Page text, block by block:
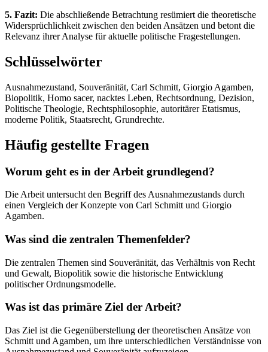
5. Fazit: Die abschließende Betrachtung resümiert die theoretische
Widersprüchlichkeit zwischen den beiden Ansätzen und betont die
Relevanz ihrer Analyse für aktuelle politische Fragestellungen.
Schlüsselwörter
Ausnahmezustand, Souveränität, Carl Schmitt, Giorgio Agamben,
Biopolitik, Homo sacer, nacktes Leben, Rechtsordnung, Dezision,
Politische Theologie, Rechtsphilosophie, autoritärer Etatismus,
moderne Politik, Staatsrecht, Grundrechte.
Häufig gestellte Fragen
Worum geht es in der Arbeit grundlegend?
Die Arbeit untersucht den Begriff des Ausnahmezustands durch
einen Vergleich der Konzepte von Carl Schmitt und Giorgio
Agamben.
Was sind die zentralen Themenfelder?
Die zentralen Themen sind Souveränität, das Verhältnis von Recht
und Gewalt, Biopolitik sowie die historische Entwicklung
politischer Ordnungsmodelle.
Was ist das primäre Ziel der Arbeit?
Das Ziel ist die Gegenüberstellung der theoretischen Ansätze von
Schmitt und Agamben, um ihre unterschiedlichen Verständnisse von